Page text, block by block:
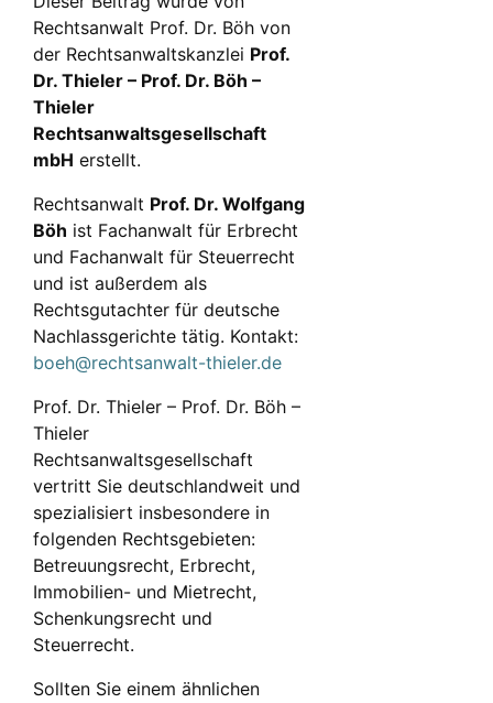
Rechtsanwalt Prof. Dr. Böh von
der Rechtsanwaltskanzlei Prof.
Dr. Thieler – Prof. Dr. Böh –
Thieler
Rechtsanwaltsgesellschaft
mbH erstellt.
Rechtsanwalt Prof. Dr. Wolfgang
Böh ist Fachanwalt für Erbrecht
und Fachanwalt für Steuerrecht
und ist außerdem als
Rechtsgutachter für deutsche
Nachlassgerichte tätig. Kontakt:
boeh@rechtsanwalt-thieler.de
Prof. Dr. Thieler – Prof. Dr. Böh –
Thieler
Rechtsanwaltsgesellschaft
vertritt Sie deutschlandweit und
spezialisiert insbesondere in
folgenden Rechtsgebieten:
Betreuungsrecht, Erbrecht,
Immobilien- und Mietrecht,
Schenkungsrecht und
Steuerrecht.
Sollten Sie einem ähnlichen